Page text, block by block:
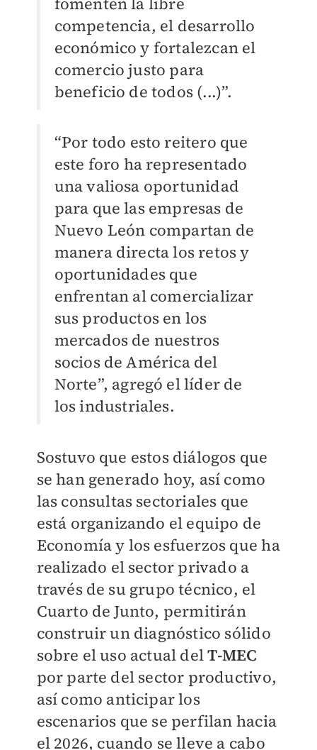
competencia, el desarrollo
económico y fortalezcan el
comercio justo para
beneficio de todos (...)”.
“Por todo esto reitero que
este foro ha representado
una valiosa oportunidad
para que las empresas de
Nuevo León compartan de
manera directa los retos y
oportunidades que
enfrentan al comercializar
sus productos en los
mercados de nuestros
socios de América del
Norte”, agregó el líder de
los industriales.
Sostuvo que estos diálogos que
se han generado hoy, así como
las consultas sectoriales que
está organizando el equipo de
Economía y los esfuerzos que ha
realizado el sector privado a
través de su grupo técnico, el
Cuarto de Junto, permitirán
construir un diagnóstico sólido
sobre el uso actual delT-MEC
por parte del sector productivo,
así como anticipar los
escenarios que se perfilan hacia
el 2026, cuando se lleve a cabo